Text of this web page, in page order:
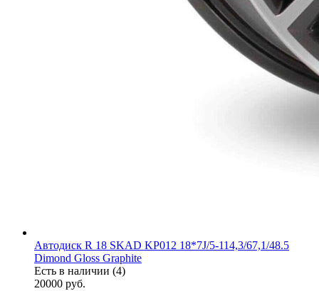
Автодиск R 18 SKAD KP012 18*7J/5-114,3/67,1/48.5
Dimond Gloss Graphite
Есть в наличии (4)
20000 руб.